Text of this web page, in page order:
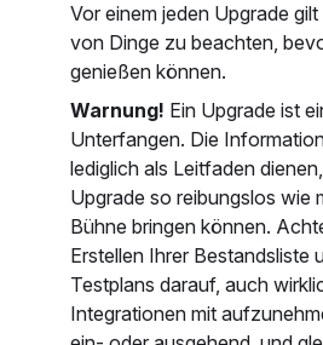
Vor einem jeden Upgrade gilt
von Dinge zu beachten,
genießen können.
Warnung! Ein Upgrade ist
Unterfangen. Die
lediglich als Leitfaden
Upgrade so reibungslos wie
Bühne bringen können.
Erstellen Ihrer Bestandsliste
Testplans darauf, auch
Integrationen mit